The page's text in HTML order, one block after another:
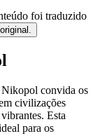
foi traduzido
Nikopol convida os
civilizações
Esta
para os